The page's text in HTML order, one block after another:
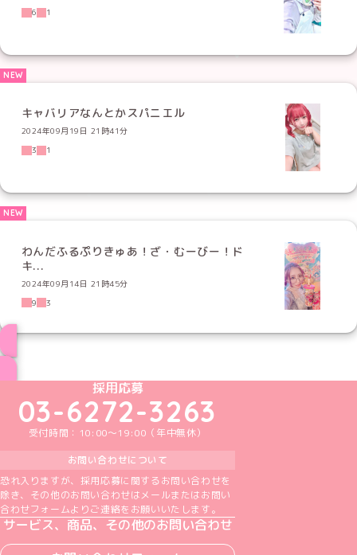
6
1
キャバリアなんとかスパニエル
2024年09月19日 21時41分
3
1
わんだふるぷりきゅあ！ざ・むーびー！ド
キ...
2024年09月14日 21時45分
9
3
めいどりーみんTikTok公式アカウント
めいどりーみんX公式アカウント
めいどりーみんInstagram公式アカウント
めいどりーみんFacebook公式アカウン
めいどりーみんYouTube公式アカ
採用応募
03-6272-3263
受付時間：10:00～19:00（年中無休）
お問い合わせについて
恐れ入りますが、採用応募に関するお問い合わせを
除き、その他のお問い合わせはメールまたはお問い
合わせフォームよりご連絡をお願いいたします。
サービス、商品、その他のお問い合わせ